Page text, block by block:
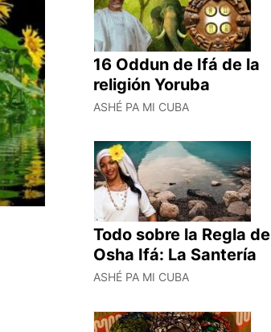
16 Oddun de Ifá de la
religión Yoruba
ASHÉ PA MI CUBA
Todo sobre la Regla de
Osha Ifá: La Santería
ASHÉ PA MI CUBA